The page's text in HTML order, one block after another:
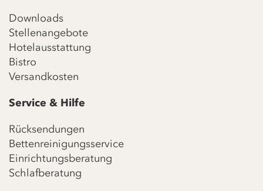
Downloads
Stellenangebote
Hotelausstattung
Bistro
Versandkosten
Service & Hilfe
Rücksendungen
Bettenreinigungsservice
Einrichtungsberatung
Schlafberatung